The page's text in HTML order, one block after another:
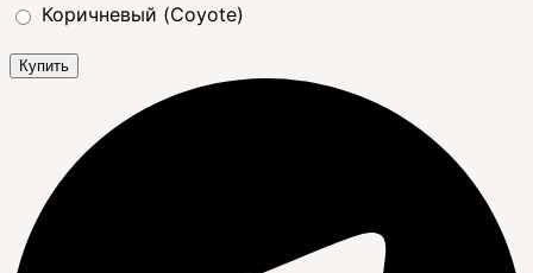
Коричневый (Coyote)
Купить